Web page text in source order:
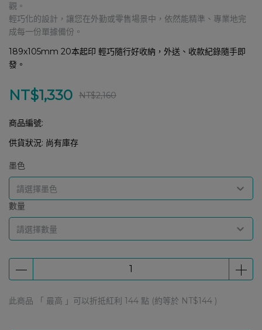
觀。
輕巧化的設計，讓您在外勤或零售場景中，依然能精準、專業地完
成每一份單據備份。
189x105mm 20本起印 輕巧隨行好收納，外送、收款紀錄隨手即
發。
NT$1,330 NT$2,160
商品編號:
供貨狀況: 尚有庫存
墨色
請選擇墨色
數量
請選擇數量
此商品 「 最高 」可以折抵紅利 144 點 (約等於 NT$144 )